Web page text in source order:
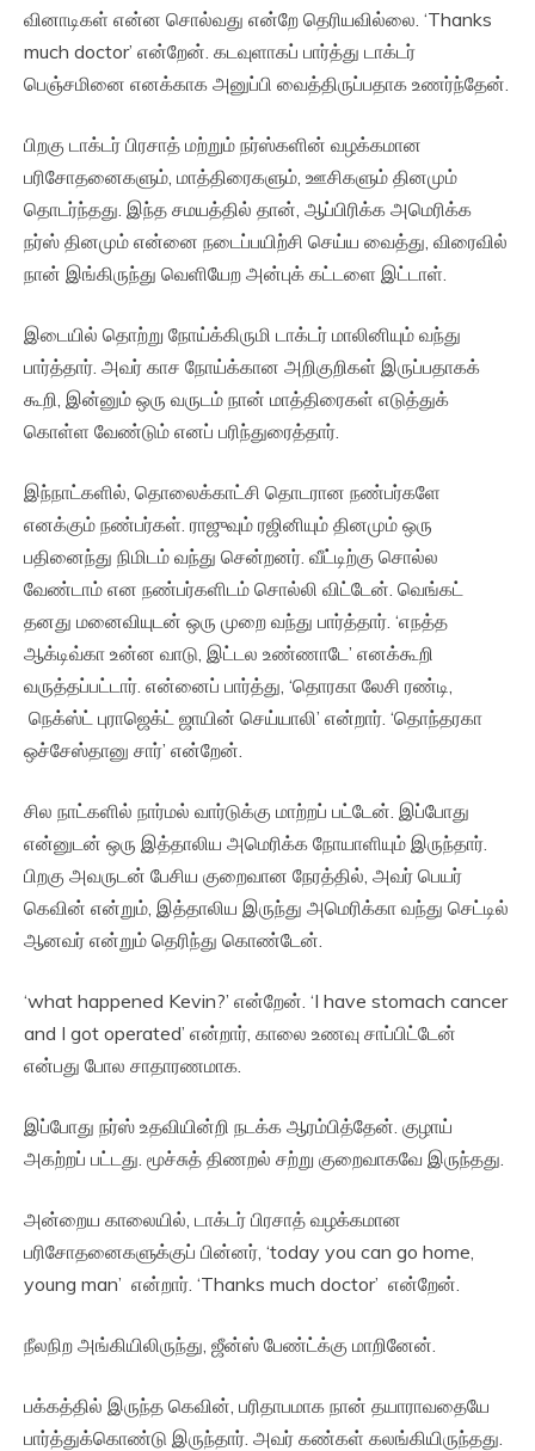
வினாடிகள் என்ன சொல்வது என்றே தெரியவில்லை. ‘Thanks
much doctor’ என்றேன். கடவுளாகப் பார்த்து டாக்டர்
பெஞ்சமினை எனக்காக அனுப்பி வைத்திருப்பதாக உணர்ந்தேன்.
பிறகு டாக்டர் பிரசாத் மற்றும் நர்ஸ்களின் வழக்கமான
பரிசோதனைகளும், மாத்திரைகளும், ஊசிகளும் தினமும்
தொடர்ந்தது. இந்த சமயத்தில் தான், ஆப்பிரிக்க அமெரிக்க
நர்ஸ் தினமும் என்னை நடைப்பயிற்சி செய்ய வைத்து, விரைவில்
நான் இங்கிருந்து வெளியேற அன்புக் கட்டளை இட்டாள்.
இடையில் தொற்று நோய்க்கிருமி டாக்டர் மாலினியும் வந்து
பார்த்தார். அவர் காச நோய்க்கான அறிகுறிகள் இருப்பதாகக்
கூறி, இன்னும் ஒரு வருடம் நான் மாத்திரைகள் எடுத்துக்
கொள்ள வேண்டும் எனப் பரிந்துரைத்தார்.
இந்நாட்களில், தொலைக்காட்சி தொடரான நண்பர்களே
எனக்கும் நண்பர்கள். ராஜுவும் ரஜினியும் தினமும் ஒரு
பதினைந்து நிமிடம் வந்து சென்றனர். வீட்டிற்கு சொல்ல
வேண்டாம் என நண்பர்களிடம் சொல்லி விட்டேன். வெங்கட்
தனது மனைவியுடன் ஒரு முறை வந்து பார்த்தார். ‘எநத்த
ஆக்டிவ்கா உன்ன வாடு, இட்டல உண்ணாடே’ எனக்கூறி
வருத்தப்பட்டார். என்னைப் பார்த்து, ‘தொரகா லேசி ரண்டி,
நெக்ஸ்ட் புராஜெக்ட் ஜாயின் செய்யாலி’ என்றார். ‘தொந்தரகா
ஒச்சேஸ்தானு சார்’ என்றேன்.
சில நாட்களில் நார்மல் வார்டுக்கு மாற்றப் பட்டேன். இப்போது
என்னுடன் ஒரு இத்தாலிய அமெரிக்க நோயாளியும் இருந்தார்.
பிறகு அவருடன் பேசிய குறைவான நேரத்தில், அவர் பெயர்
கெவின் என்றும், இத்தாலிய இருந்து அமெரிக்கா வந்து செட்டில்
ஆனவர் என்றும் தெரிந்து கொண்டேன்.
‘what happened Kevin?’ என்றேன். ‘I have stomach cancer
and I got operated’ என்றார், காலை உணவு சாப்பிட்டேன்
என்பது போல சாதாரணமாக.
இப்போது நர்ஸ் உதவியின்றி நடக்க ஆரம்பித்தேன். குழாய்
அகற்றப் பட்டது. மூச்சுத் திணறல் சற்று குறைவாகவே இருந்தது.
அன்றைய காலையில், டாக்டர் பிரசாத் வழக்கமான
பரிசோதனைகளுக்குப் பின்னர், ‘today you can go home,
young man’ என்றார். ‘Thanks much doctor’ என்றேன்.
நீலநிற அங்கியிலிருந்து, ஜீன்ஸ் பேண்ட்க்கு மாறினேன்.
பக்கத்தில் இருந்த கெவின், பரிதாபமாக நான் தயாராவதையே
பார்த்துக்கொண்டு இருந்தார். அவர் கண்கள் கலங்கியிருந்தது.